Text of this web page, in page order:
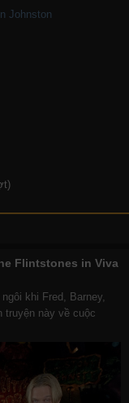
Johnston
Flintstones in Viva
khi Fred, Barney,
truyện này về cuộc